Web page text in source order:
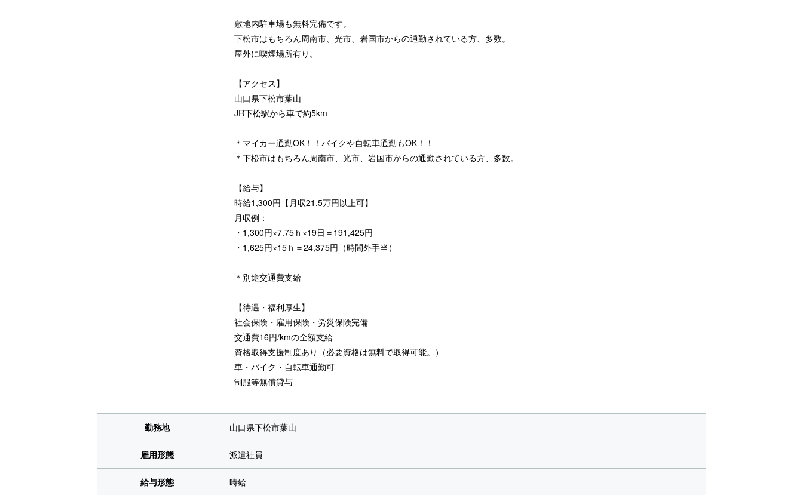
敷地内駐車場も無料完備です。
下松市はもちろん周南市、光市、岩国市からの通勤されている方、多数。
屋外に喫煙場所有り。
【アクセス】
山口県下松市葉山
JR下松駅から車で約5km
＊マイカー通勤OK！！バイクや自転車通勤もOK！！
＊下松市はもちろん周南市、光市、岩国市からの通勤されている方、多数。
【給与】
時給1,300円【月収21.5万円以上可】
月収例：
・1,300円×7.75ｈ×19日＝191,425円
・1,625円×15ｈ＝24,375円（時間外手当）
＊別途交通費支給
【待遇・福利厚生】
社会保険・雇用保険・労災保険完備
交通費16円/kmの全額支給
資格取得支援制度あり（必要資格は無料で取得可能。）
車・バイク・自転車通勤可
制服等無償貸与
勤務地 山口県下松市葉山
雇用形態 派遣社員
給与形態 時給